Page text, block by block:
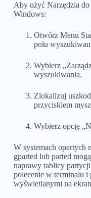
Aby użyć Narzędzia
Windows:
Otwórz Menu
polu
Wybierz
wyszukiwania.
Zlokalizuj
przyciskiem
Wybierz opcję
W systemach opartych
gparted lub parted
naprawy tablicy
polecenie w terminalu i
wyświetlanymi na